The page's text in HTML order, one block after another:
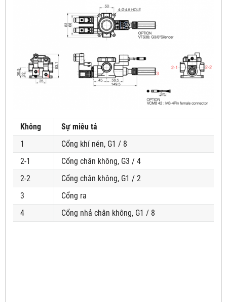
Không
Sự miêu tả
1
Cổng khí nén, G1 / 8
2-1
Cổng chân không, G3 / 4
2-2
Cổng chân không, G1 / 2
3
Cổng ra
4
Cổng nhả chân không, G1 / 8